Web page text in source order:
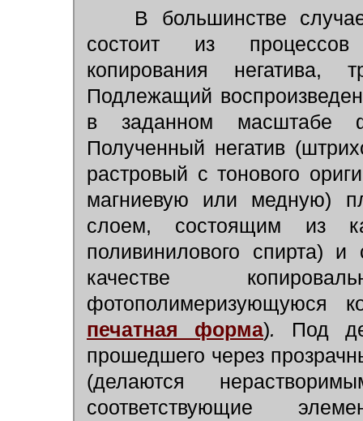
В большинстве
состоит из процессов
копирования негатива,
Подлежащий
в заданном масштабе
Полученный негатив
растровый с тонового
магниевую или медную)
слоем, состоящим из
поливинилового спирта)
качестве
фотополимеризующуюся
печатная форма).
Под
прошедшего через
(делаются
соответствующие